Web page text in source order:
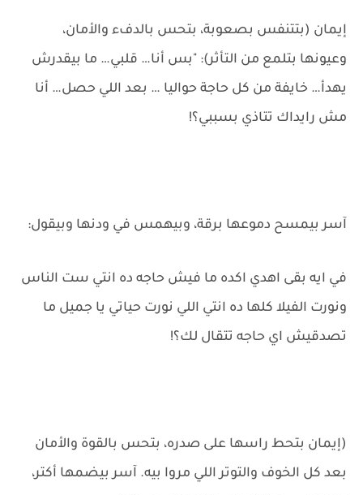
إيمان (بتتنفس بصعوبة، بتحس بالدفء والأمان،
وعيونها بتلمع من التأثر): "بس أنا… قلبي… ما بيقدرش
يهدأ… خايفة من كل حاجة حواليا … بعد اللي حصل… أنا
مش رايداك تتاذي بسببي؟!
آسر بيمسح دموعها برقة، وبيهمس في ودنها وبيقول:
في ايه بقى اهدي اكده ما فيش حاجه ده انتي ست الناس
ونورت الفيلا كلها ده انتي اللي نورت حياتي يا جميل ما
تصدقيش اي حاجه تتقال لك؟!
(إيمان بتحط راسها على صدره، بتحس بالقوة والأمان
بعد كل الخوف والتوتر اللي مروا بيه. آسر بيضمها أكتر،